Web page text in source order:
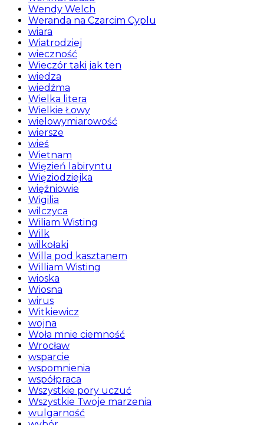
Wendy Welch
Weranda na Czarcim Cyplu
wiara
Wiatrodziej
wieczność
Wieczór taki jak ten
wiedza
wiedźma
Wielka litera
Wielkie Łowy
wielowymiarowość
wiersze
wieś
Wietnam
Więzień labiryntu
Więziodziejka
więźniowie
Wigilia
wilczyca
Wiliam Wisting
Wilk
wilkołaki
Willa pod kasztanem
William Wisting
wioska
Wiosna
wirus
Witkiewicz
wojna
Woła mnie ciemność
Wrocław
wsparcie
wspomnienia
współpraca
Wszystkie pory uczuć
Wszystkie Twoje marzenia
wulgarność